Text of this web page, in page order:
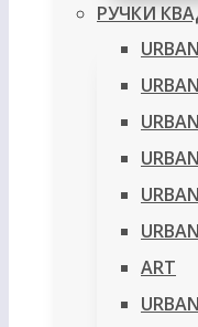
РУЧКИ
ART